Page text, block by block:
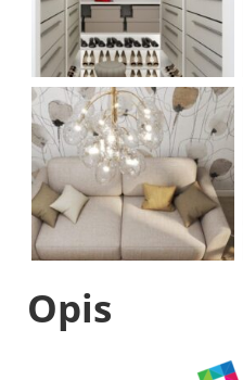
Opis